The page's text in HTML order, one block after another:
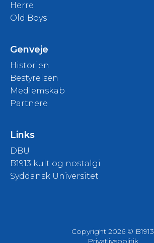
Herre
Old Boys
Genveje
Historien
Bestyrelsen
Medlemskab
Partnere
Links
DBU
B1913 kult og nostalgi
Syddansk Universitet
Copyright 2026 © B1913
Privatlivspolitik